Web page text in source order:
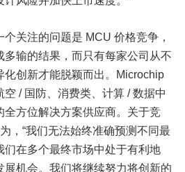
关注的问题是 MCU 价格竞争，
多输的结果，而只有每家公司从不
化创新才能脱颖而出。Microchip
/ 国防、消费类、计算 / 数据中
全方位解决方案供应商。关于竞
，“我们无法始终准确预测不同最
们在多个最终市场中处于有利地
机会。我们将继续努力将创新的